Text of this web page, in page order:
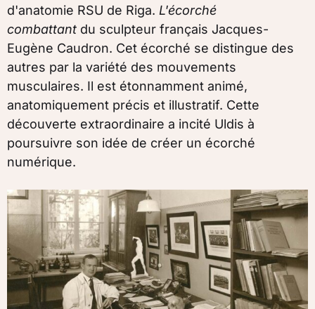
d'anatomie RSU de Riga. L'écorché
combattant du sculpteur français Jacques-
Eugène Caudron. Cet écorché se distingue des
autres par la variété des mouvements
musculaires. Il est étonnamment animé,
anatomiquement précis et illustratif. Cette
découverte extraordinaire a incité Uldis à
poursuivre son idée de créer un écorché
numérique.